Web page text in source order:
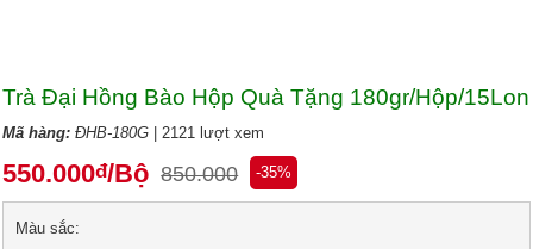
Trà Đại Hồng Bào Hộp Quà Tặng 180gr/Hộp/15Lon
Mã hàng:ĐHB-180G | 2121 lượt xem
550.000đ/Bộ 850.000 -35%
Màu sắc: